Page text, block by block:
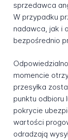
sprzedawca
W przypadku
nadawca, jak i
bezpośrednio
momencie
przesyłka
punktu odbioru
pokrycie
wartości
odradzają